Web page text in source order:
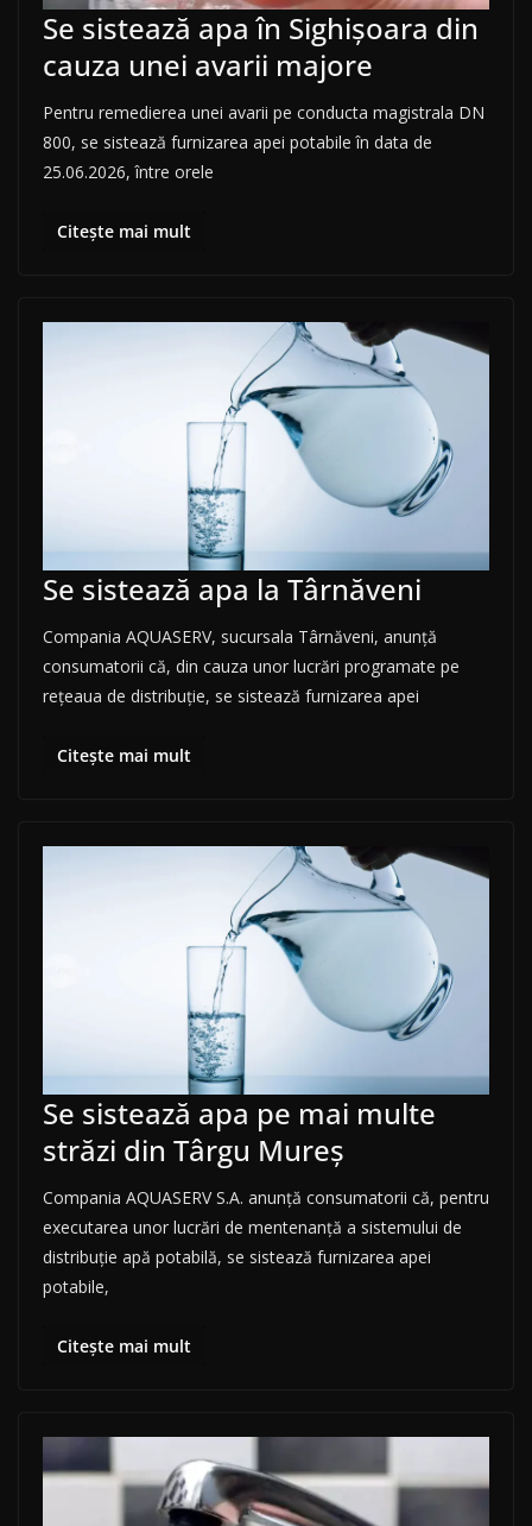
Se sistează apa în Sighișoara din
cauza unei avarii majore
Pentru remedierea unei avarii pe conducta magistrala DN
800, se sistează furnizarea apei potabile în data de
25.06.2026, între orele
Citește mai mult
Se sistează apa la Târnăveni
Compania AQUASERV, sucursala Târnăveni, anunţă
consumatorii că, din cauza unor lucrări programate pe
reţeaua de distribuţie, se sistează furnizarea apei
Citește mai mult
Se sistează apa pe mai multe
străzi din Târgu Mureș
Compania AQUASERV S.A. anunţă consumatorii că, pentru
executarea unor lucrări de mentenanță a sistemului de
distribuţie apă potabilă, se sistează furnizarea apei
potabile,
Citește mai mult